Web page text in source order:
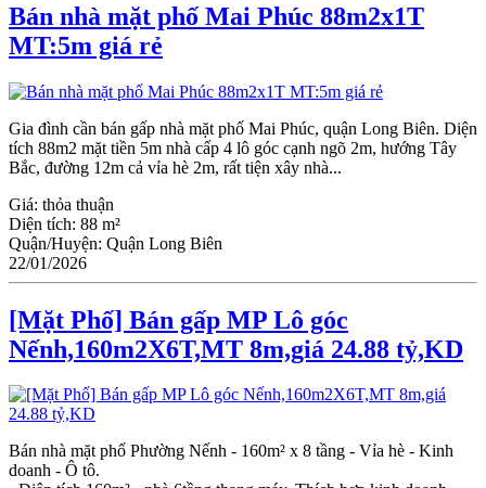
Bán nhà mặt phố Mai Phúc 88m2x1T
MT:5m giá rẻ
Gia đình cần bán gấp nhà mặt phố Mai Phúc, quận Long Biên. Diện
tích 88m2 mặt tiền 5m nhà cấp 4 lô góc cạnh ngõ 2m, hướng Tây
Bắc, đường 12m cả vỉa hè 2m, rất tiện xây nhà...
Giá: thỏa thuận
Diện tích: 88 m²
Quận/Huyện: Quận Long Biên
22/01/2026
[Mặt Phố] Bán gấp MP Lô góc
Nếnh,160m2X6T,MT 8m,giá 24.88 tỷ,KD
Bán nhà mặt phố Phường Nếnh - 160m² x 8 tầng - Vỉa hè - Kinh
doanh - Ô tô.